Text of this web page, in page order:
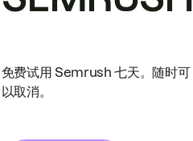
免费试用 Semrush 七天。随时可
以取消。